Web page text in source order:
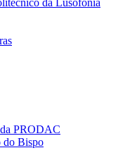
da Lusofonia
PRODAC
do Bispo